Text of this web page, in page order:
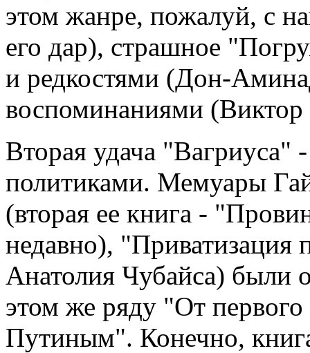
этом жанре, пожалуй, с
его дар), страшное
и редкостями (Дон-
воспоминаниями (Виктор
Вторая удача "Вагриуса"
политиками. Мемуары
(вторая ее книга -
недавно), "Приватизация
Анатолия Чубайса) были
этом же ряду "От
Путиным". Конечно,